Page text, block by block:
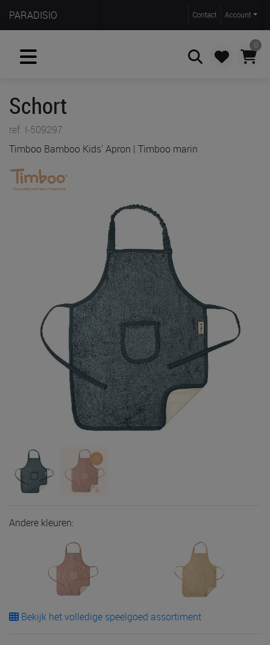
PARADISIO Contact Account
0
Schort
ref. I-509297
Timboo Bamboo Kids' Apron | Timboo marin
Andere kleuren:
Bekijk het volledige speelgoed assortiment